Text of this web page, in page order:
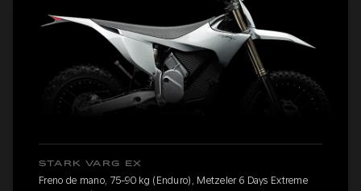
STARK VARG EX
Freno de mano, 75-90 kg (Enduro), Metzeler 6 Days Extreme